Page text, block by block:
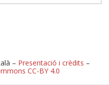
– Presentació i crèdits –
CC-BY 4.0